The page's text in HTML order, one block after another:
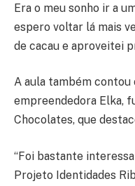
Era o meu sonho ir a
espero voltar lá mais
de cacau e aproveitei
A aula também contou
empreendedora Elka,
Chocolates, que
“Foi bastante
Projeto Identidades